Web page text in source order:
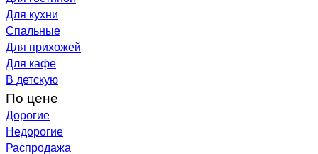
Для кухни
Спальные
Для прихожей
Для кафе
В детскую
По цене
Дорогие
Недорогие
Распродажа